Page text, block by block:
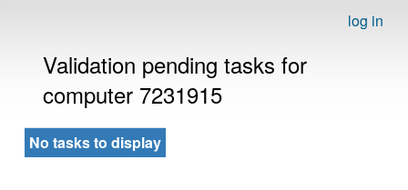
log in
Validation pending tasks for
computer 7231915
No tasks to display